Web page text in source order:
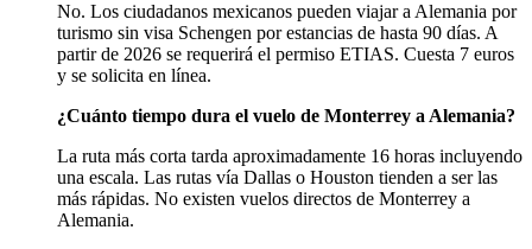
No. Los ciudadanos mexicanos pueden viajar a Alemania por
turismo sin visa Schengen por estancias de hasta 90 días. A
partir de 2026 se requerirá el permiso ETIAS. Cuesta 7 euros
y se solicita en línea.
¿Cuánto tiempo dura el vuelo de Monterrey a Alemania?
La ruta más corta tarda aproximadamente 16 horas incluyendo
una escala. Las rutas vía Dallas o Houston tienden a ser las
más rápidas. No existen vuelos directos de Monterrey a
Alemania.